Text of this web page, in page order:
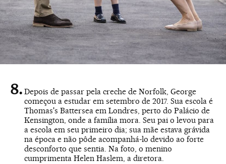
Depois de passar pela creche de Norfolk, George
começou a estudar em setembro de 2017. Sua escola é
Thomas's Battersea em Londres, perto do Palácio de
Kensington, onde a família mora. Seu pai o levou para
a escola em seu primeiro dia; sua mãe estava grávida
na época e não pôde acompanhá-lo devido ao forte
desconforto que sentia. Na foto, o menino
cumprimenta Helen Haslem, a diretora.